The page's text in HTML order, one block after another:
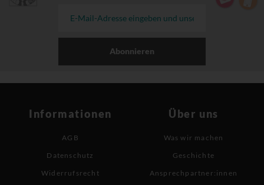
Abonnieren
Informationen
AGB
Datenschutz
Widerrufsrecht
Über uns
Was wir machen
Geschichte
Ansprechpartner:innen